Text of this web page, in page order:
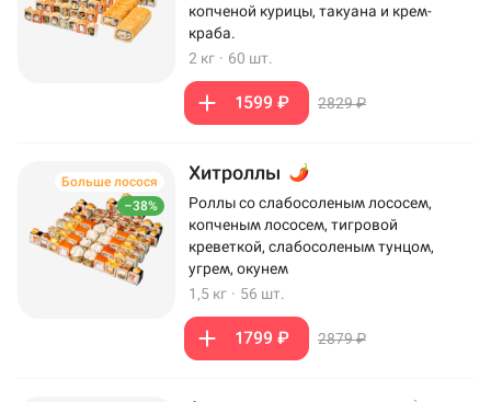
копченой курицы, такуана и крем-
краба.
2 кг · 60 шт.
1599 ₽ 2829 ₽
–38%
Больше лосося Хитроллы
Роллы со слабосоленым лососем,
копченым лососем, тигровой
креветкой, слабосоленым тунцом,
угрем, окунем
1,5 кг · 56 шт.
1799 ₽ 2879 ₽